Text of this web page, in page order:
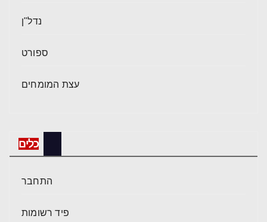
נדל"ן
ספורט
עצת המומחים
כלים
התחבר
פיד רשומות